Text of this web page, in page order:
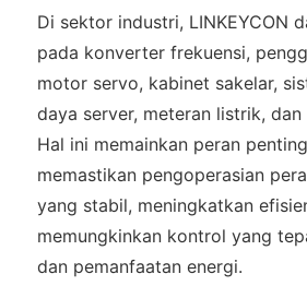
Di sektor industri, LINKEYCON
pada konverter frekuensi,
motor servo, kabinet sakelar,
daya server, meteran listrik, dan
Hal ini memainkan peran
memastikan pengoperasian
yang stabil, meningkatkan
memungkinkan kontrol yang
dan pemanfaatan energi.